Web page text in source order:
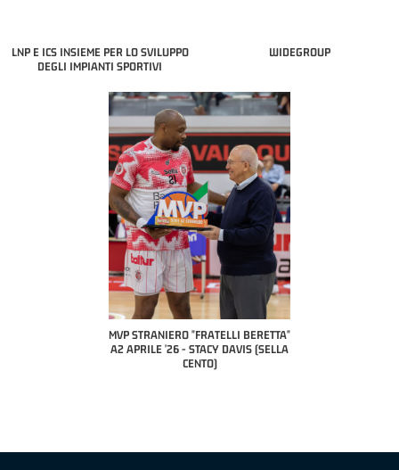
LNP E ICS INSIEME PER LO SVILUPPO
DEGLI IMPIANTI SPORTIVI
WIDEGROUP
MVP STRANIERO "FRATELLI BERETTA"
A2 APRILE '26 - STACY DAVIS (SELLA
CENTO)